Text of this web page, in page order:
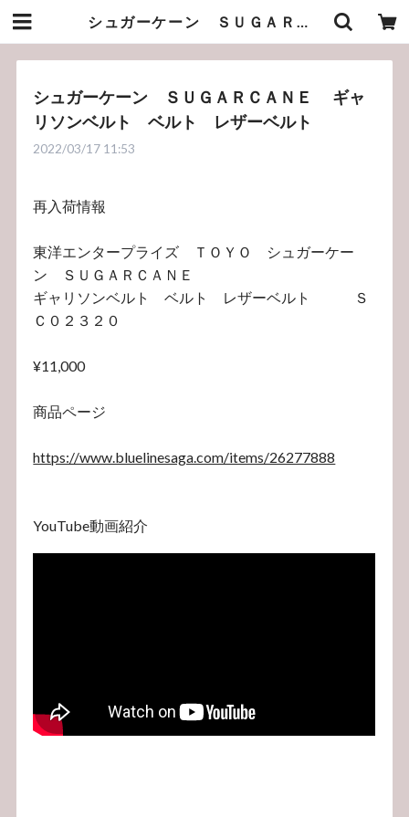
シュガーケーン ＳＵＧＡＲＣＡＮＥ ギャリソンベルト ベルト レザーベルト | bluelineshop
シュガーケーン ＳＵＧＡＲＣＡＮＥ ギャ
リソンベルト ベルト レザーベルト
2022/03/17 11:53
再入荷情報
東洋エンタープライズ ＴＯＹＯ シュガーケー
ン ＳＵＧＡＲＣＡＮＥ
ギャリソンベルト ベルト レザーベルト Ｓ
Ｃ０２３２０
¥11,000
商品ページ
https://www.bluelinesaga.com/items/26277888
YouTube動画紹介